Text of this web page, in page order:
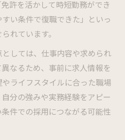
許を活かして時短勤務ができ
い条件で復職できた」といっ
れています。
しては、仕事内容や求められ
なるため、事前に求人情報を
ライフスタイルに合った職場
分の強みや実務経験をアピー
件での採用につながる可能性